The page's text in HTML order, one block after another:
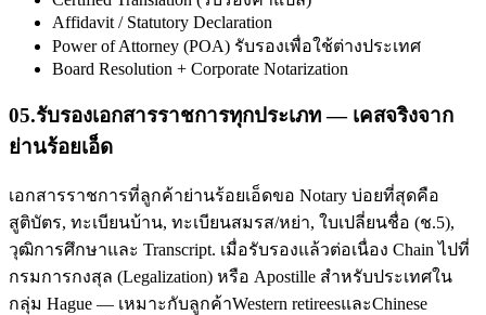
Affidavit / Statutory Declaration
Power of Attorney (POA) รับรองเพื่อใช้ต่างประเทศ
Board Resolution + Corporate Notarization
05.รับรองเอกสารราชการทุกประเภท — เคสจริงจาก
ย่านร้อยเอ็ด
เอกสารราชการที่ลูกค้าย่านร้อยเอ็ดขอ Notary บ่อยที่สุดคือ
สูติบัตร, ทะเบียนบ้าน, ทะเบียนสมรส/หย่า, ใบเปลี่ยนชื่อ (ช.5),
วุฒิการศึกษาและ Transcript. เมื่อรับรองแล้วต่อเนื่อง Chain ไปที่
กรมการกงสุล (Legalization) หรือ Apostille สำหรับประเทศใน
กลุ่ม Hague — เหมาะกับลูกค้าWestern retireesและChinese